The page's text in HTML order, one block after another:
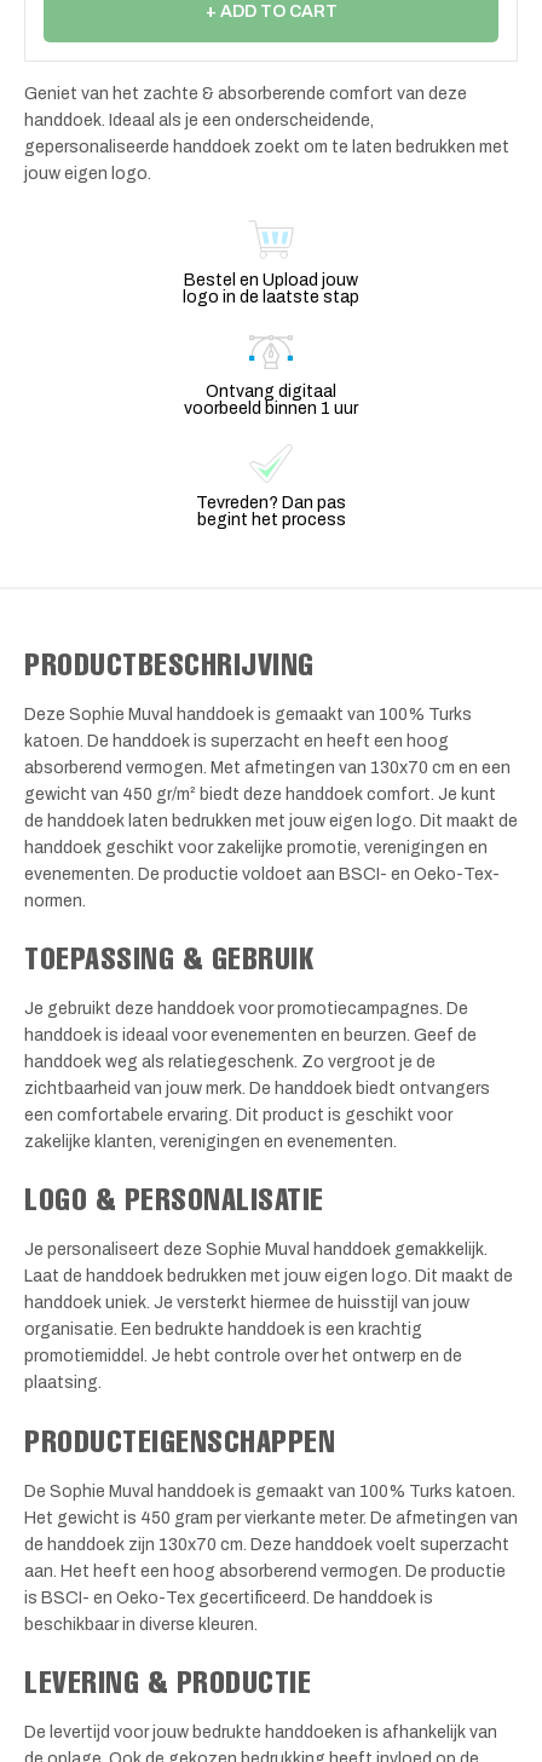
+ ADD TO CART
Geniet van het zachte & absorberende comfort van deze
handdoek. Ideaal als je een onderscheidende,
gepersonaliseerde handdoek zoekt om te laten bedrukken met
jouw eigen logo.
Bestel en Upload jouw
logo in de laatste stap
Ontvang digitaal
voorbeeld binnen 1 uur
Tevreden? Dan pas
begint het process
PRODUCTBESCHRIJVING
Deze Sophie Muval handdoek is gemaakt van 100% Turks
katoen. De handdoek is superzacht en heeft een hoog
absorberend vermogen. Met afmetingen van 130x70 cm en een
gewicht van 450 gr/m² biedt deze handdoek comfort. Je kunt
de handdoek laten bedrukken met jouw eigen logo. Dit maakt de
handdoek geschikt voor zakelijke promotie, verenigingen en
evenementen. De productie voldoet aan BSCI- en Oeko-Tex-
normen.
TOEPASSING & GEBRUIK
Je gebruikt deze handdoek voor promotiecampagnes. De
handdoek is ideaal voor evenementen en beurzen. Geef de
handdoek weg als relatiegeschenk. Zo vergroot je de
zichtbaarheid van jouw merk. De handdoek biedt ontvangers
een comfortabele ervaring. Dit product is geschikt voor
zakelijke klanten, verenigingen en evenementen.
LOGO & PERSONALISATIE
Je personaliseert deze Sophie Muval handdoek gemakkelijk.
Laat de handdoek bedrukken met jouw eigen logo. Dit maakt de
handdoek uniek. Je versterkt hiermee de huisstijl van jouw
organisatie. Een bedrukte handdoek is een krachtig
promotiemiddel. Je hebt controle over het ontwerp en de
plaatsing.
PRODUCTEIGENSCHAPPEN
De Sophie Muval handdoek is gemaakt van 100% Turks katoen.
Het gewicht is 450 gram per vierkante meter. De afmetingen van
de handdoek zijn 130x70 cm. Deze handdoek voelt superzacht
aan. Het heeft een hoog absorberend vermogen. De productie
is BSCI- en Oeko-Tex gecertificeerd. De handdoek is
beschikbaar in diverse kleuren.
LEVERING & PRODUCTIE
De levertijd voor jouw bedrukte handdoeken is afhankelijk van